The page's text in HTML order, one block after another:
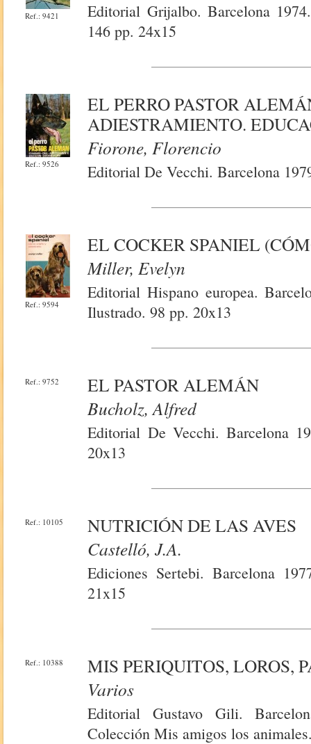
Ref.: 9421
Editorial Grijalbo. Barcelona
146 pp. 24x15
Ref.: 9526
EL PERRO PASTOR
ADIESTRAMIENTO.
Fiorone, Florencio
Editorial De Vecchi. Barcelona
Ref.: 9594
EL COCKER SPANIEL
Miller, Evelyn
Editorial Hispano europea.
Ilustrado. 98 pp. 20x13
Ref.: 9752
EL PASTOR ALEMÁN
Bucholz, Alfred
Editorial De Vecchi. Barcelona
20x13
Ref.: 10105
NUTRICIÓN DE LAS AVES
Castelló, J.a.
Ediciones Sertebi. Barcelona
21x15
Ref.: 10388
MIS PERIQUITOS, LOROS,
Varios
Editorial Gustavo Gili.
Colección Mis amigos los